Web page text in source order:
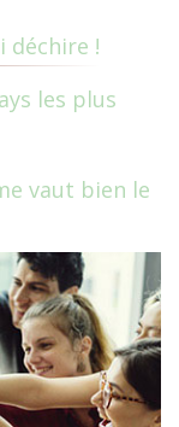
déchire !
les plus
vaut bien le